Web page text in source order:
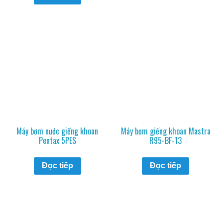
Máy bơm nước giếng khoan
Pentax 5PES
Đọc tiếp
Máy bơm giếng khoan Mastra
R95-BF-13
Đọc tiếp